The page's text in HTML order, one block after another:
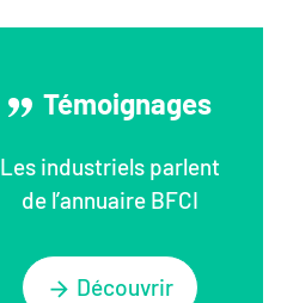
Témoignages
Les industriels parlent
de l’annuaire BFCI
Découvrir